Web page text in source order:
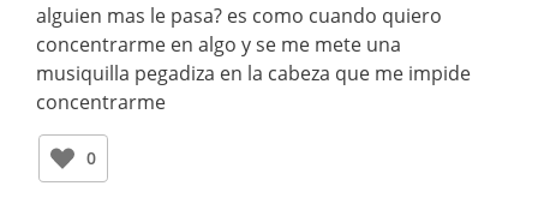
alguien mas le pasa? es como cuando quiero
concentrarme en algo y se me mete una
musiquilla pegadiza en la cabeza que me impide
concentrarme
0